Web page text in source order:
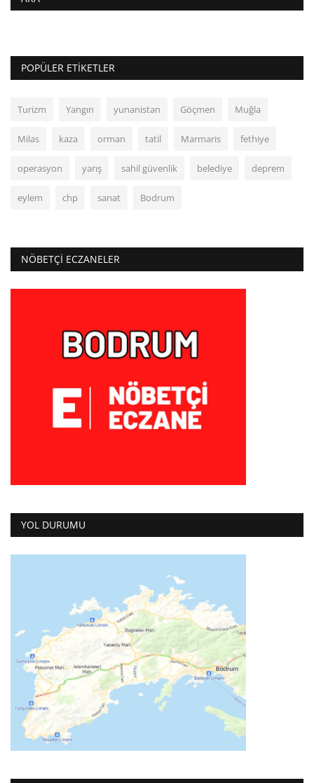
POPÜLER ETIKETLER
Turizm Yangın yunanistan Göçmen Muğla
Milas kaza orman tatil Marmaris fethiye
operasyon yarış sahil güvenlik belediye deprem
eylem chp sanat Bodrum
NÖBETÇI ECZANELER
YOL DURUMU